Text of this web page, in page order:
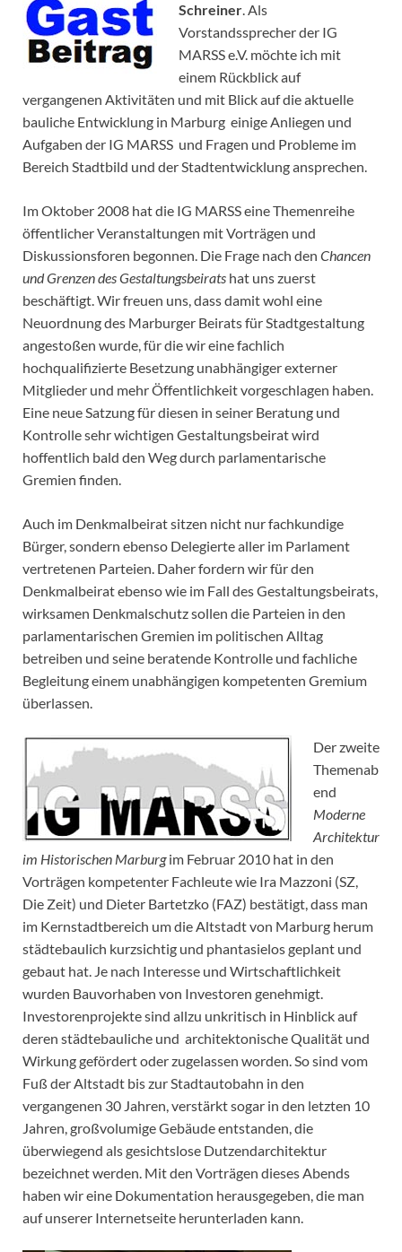
Schreiner. Als
Vorstandssprecher der IG
MARSS e.V. möchte ich mit
einem Rückblick auf
vergangenen Aktivitäten und mit Blick auf die aktuelle
bauliche Entwicklung in Marburg einige Anliegen und
Aufgaben der IG MARSS und Fragen und Probleme im
Bereich Stadtbild und der Stadtentwicklung ansprechen.
Im Oktober 2008 hat die IG MARSS eine Themenreihe
öffentlicher Veranstaltungen mit Vorträgen und
Diskussionsforen begonnen. Die Frage nach den Chancen
und Grenzen des Gestaltungsbeirats hat uns zuerst
beschäftigt. Wir freuen uns, dass damit wohl eine
Neuordnung des Marburger Beirats für Stadtgestaltung
angestoßen wurde, für die wir eine fachlich
hochqualifizierte Besetzung unabhängiger externer
Mitglieder und mehr Öffentlichkeit vorgeschlagen haben.
Eine neue Satzung für diesen in seiner Beratung und
Kontrolle sehr wichtigen Gestaltungsbeirat wird
hoffentlich bald den Weg durch parlamentarische
Gremien finden.
Auch im Denkmalbeirat sitzen nicht nur fachkundige
Bürger, sondern ebenso Delegierte aller im Parlament
vertretenen Parteien. Daher fordern wir für den
Denkmalbeirat ebenso wie im Fall des Gestaltungsbeirats,
wirksamen Denkmalschutz sollen die Parteien in den
parlamentarischen Gremien im politischen Alltag
betreiben und seine beratende Kontrolle und fachliche
Begleitung einem unabhängigen kompetenten Gremium
überlassen.
Der zweite
Themenab
end
Moderne
Architektur
im Historischen Marburgim Februar 2010 hat in den
Vorträgen kompetenter Fachleute wie Ira Mazzoni (SZ,
Die Zeit) und Dieter Bartetzko (FAZ) bestätigt, dass man
im Kernstadtbereich um die Altstadt von Marburg herum
städtebaulich kurzsichtig und phantasielos geplant und
gebaut hat. Je nach Interesse und Wirtschaftlichkeit
wurden Bauvorhaben von Investoren genehmigt.
Investorenprojekte sind allzu unkritisch in Hinblick auf
deren städtebauliche und architektonische Qualität und
Wirkung gefördert oder zugelassen worden. So sind vom
Fuß der Altstadt bis zur Stadtautobahn in den
vergangenen 30 Jahren, verstärkt sogar in den letzten 10
Jahren, großvolumige Gebäude entstanden, die
überwiegend als gesichtslose Dutzendarchitektur
bezeichnet werden. Mit den Vorträgen dieses Abends
haben wir eine Dokumentation herausgegeben, die man
auf unserer Internetseite herunterladen kann.